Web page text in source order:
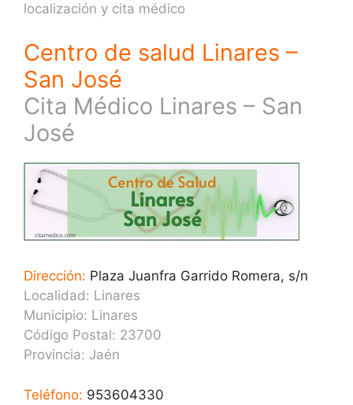
localización y cita médico
Centro de salud Linares –
San José
Cita Médico Linares – San
José
Dirección: Plaza Juanfra Garrido Romera, s/n
Localidad: Linares
Municipio: Linares
Código Postal: 23700
Provincia: Jaén
Teléfono: 953604330